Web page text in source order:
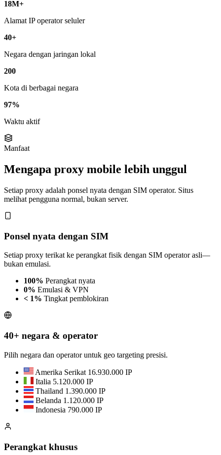
18M+
Alamat IP operator seluler
40+
Negara dengan jaringan lokal
200
Kota di berbagai negara
97%
Waktu aktif
Manfaat
Mengapa proxy mobile lebih unggul
Setiap proxy adalah ponsel nyata dengan SIM operator. Situs
melihat pengguna normal, bukan server.
Ponsel nyata dengan SIM
Setiap proxy terikat ke perangkat fisik dengan SIM operator asli—
bukan emulasi.
100% Perangkat nyata
0% Emulasi & VPN
< 1% Tingkat pemblokiran
40+ negara & operator
Pilih negara dan operator untuk geo targeting presisi.
Amerika Serikat 16.930.000 IP
Italia 5.120.000 IP
Thailand 1.390.000 IP
Belanda 1.120.000 IP
Indonesia 790.000 IP
Perangkat khusus